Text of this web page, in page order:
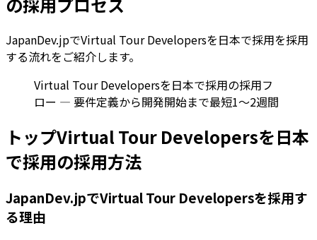
JapanDev.jpでVirtual Tour Developersを日本で採用を採用
する流れをご紹介します。
Virtual Tour Developersを日本で採用の採用フ
ロー — 要件定義から開発開始まで最短1〜2週間
トップVirtual Tour Developersを日本
で採用の採用方法
JapanDev.jpでVirtual Tour Developersを採用す
る理由